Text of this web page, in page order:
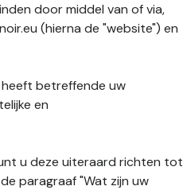
door middel van of via,
(hierna de "website") en
betreffende uw
en
u deze uiteraard richten tot
paragraaf "Wat zijn uw